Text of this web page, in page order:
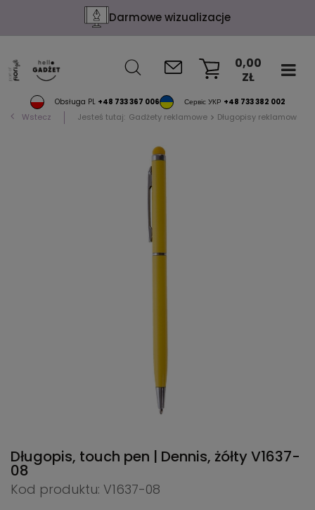
Darmowe wizualizacje
Obsługa PL +48 733 367 006 Сервіс УКР +48 733 382 002
0,00
ZŁ
Wstecz Jesteś tutaj: Gadżety reklamowe Długopisy reklamowe
Długopis, touch pen | Dennis, żółtyV1637-
08
Kod produktu: V1637-08